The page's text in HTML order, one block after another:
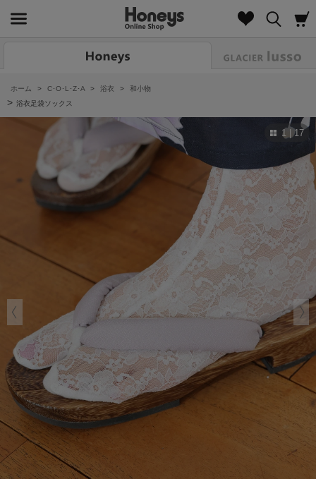
ホーム > C･O･L･Z･A > 浴衣 > 和小物
> 浴衣足袋ソックス
1 | 17